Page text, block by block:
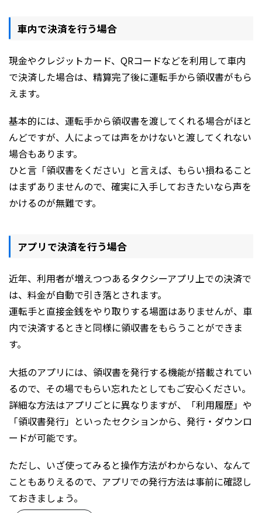
車内で決済を行う場合
現金やクレジットカード、QRコードなどを利用して車内
で決済した場合は、精算完了後に運転手から領収書がもら
えます。
基本的には、運転手から領収書を渡してくれる場合がほと
んどですが、人によっては声をかけないと渡してくれない
場合もあります。
ひと言「領収書をください」と言えば、もらい損ねること
はまずありませんので、確実に入手しておきたいなら声を
かけるのが無難です。
アプリで決済を行う場合
近年、利用者が増えつつあるタクシーアプリ上での決済で
は、料金が自動で引き落とされます。
運転手と直接金銭をやり取りする場面はありませんが、車
内で決済するときと同様に領収書をもらうことができま
す。
大抵のアプリには、領収書を発行する機能が搭載されてい
るので、その場でもらい忘れたとしてもご安心ください。
詳細な方法はアプリごとに異なりますが、「利用履歴」や
「領収書発行」といったセクションから、発行・ダウンロ
ードが可能です。
ただし、いざ使ってみると操作方法がわからない、なんて
こともありえるので、アプリでの発行方法は事前に確認し
ておきましょう。